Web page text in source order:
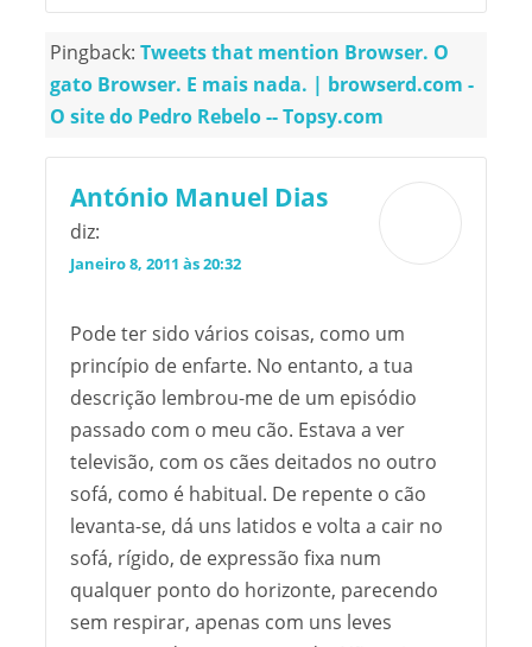
Pingback:Tweets that mention Browser. O
gato Browser. E mais nada. | browserd.com -
O site do Pedro Rebelo -- Topsy.com
António Manuel Dias
diz:
Janeiro 8, 2011 às 20:32
Pode ter sido vários coisas, como um
princípio de enfarte. No entanto, a tua
descrição lembrou-me de um episódio
passado com o meu cão. Estava a ver
televisão, com os cães deitados no outro
sofá, como é habitual. De repente o cão
levanta-se, dá uns latidos e volta a cair no
sofá, rígido, de expressão fixa num
qualquer ponto do horizonte, parecendo
sem respirar, apenas com uns leves